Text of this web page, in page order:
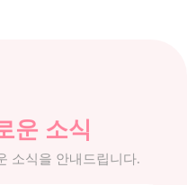
운 소식
소식을 안내드립니다.